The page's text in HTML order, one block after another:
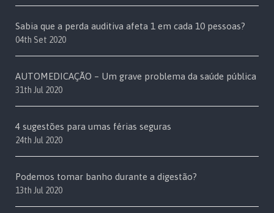
Sabia que a perda auditiva afeta 1 em cada 10 pessoas?
04th Set 2020
AUTOMEDICAÇÃO – Um grave problema da saúde pública
31th Jul 2020
4 sugestões para umas férias seguras
24th Jul 2020
Podemos tomar banho durante a digestão?
13th Jul 2020